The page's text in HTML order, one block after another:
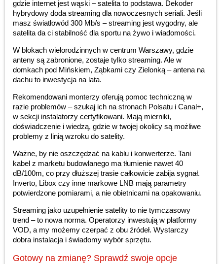
gdzie internet jest wąski – satelita to podstawa. Dekoder
hybrydowy doda streaming dla nowoczesnych seriali. Jeśli
masz światłowód 300 Mb/s – streaming jest wygodny, ale
satelita da ci stabilność dla sportu na żywo i wiadomości.
W blokach wielorodzinnych w centrum Warszawy, gdzie
anteny są zabronione, zostaje tylko streaming. Ale w
domkach pod Mińskiem, Ząbkami czy Zielonką – antena na
dachu to inwestycja na lata.
Rekomendowani monterzy oferują pomoc techniczną w
razie problemów – szukaj ich na stronach Polsatu i Canal+,
w sekcji instalatorzy certyfikowani. Mają mierniki,
doświadczenie i wiedzą, gdzie w twojej okolicy są możliwe
problemy z linią wzroku do satelity.
Ważne, by nie oszczędzać na kablu i konwerterze. Tani
kabel z marketu budowlanego ma tłumienie nawet 40
dB/100m, co przy dłuższej trasie całkowicie zabija sygnał.
Inverto, Libox czy inne markowe LNB mają parametry
potwierdzone pomiarami, a nie obietnicami na opakowaniu.
Streaming jako uzupełnienie satelity to nie tymczasowy
trend – to nowa norma. Operatorzy inwestują w platformy
VOD, a my możemy czerpać z obu źródeł. Wystarczy
dobra instalacja i świadomy wybór sprzętu.
Gotowy na zmianę? Sprawdź swoje opcje